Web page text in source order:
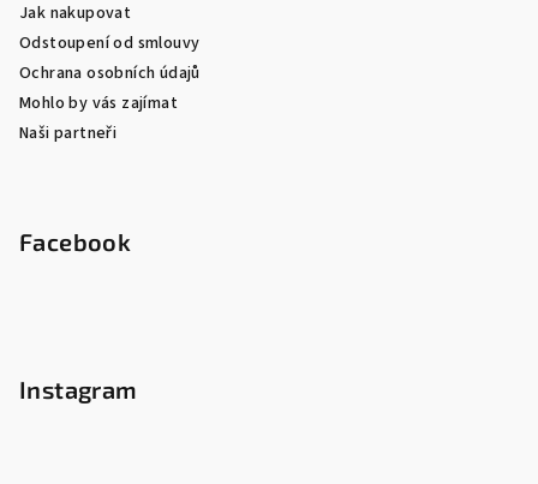
Jak nakupovat
Odstoupení od smlouvy
Ochrana osobních údajů
Mohlo by vás zajímat
Naši partneři
Facebook
Instagram